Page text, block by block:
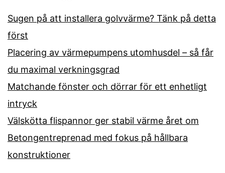
Sugen på att installera golvvärme? Tänk på detta
först
Placering av värmepumpens utomhusdel – så får
du maximal verkningsgrad
Matchande fönster och dörrar för ett enhetligt
intryck
Välskötta flispannor ger stabil värme året om
Betongentreprenad med fokus på hållbara
konstruktioner